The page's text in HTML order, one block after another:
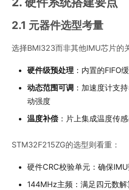
2.1 元器件选型考量
选择BMI323而非其他IMU芯片的
硬件级预处理 ：内置的FIFO
动态范围可调 ：加速度计支
动强度
温度补偿 ：片上集成温度传
STM32F215ZG的选型则看重：
硬件CRC校验单元：确保
144MHz主频：满足四元数